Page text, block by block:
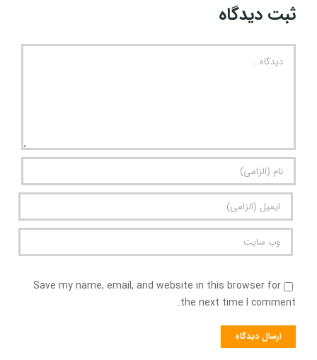
ثبت ديدگاه
Save my name, email, and website in this browser for
the next time I comment.